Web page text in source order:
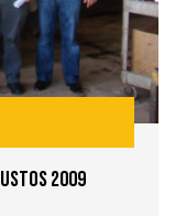
2009